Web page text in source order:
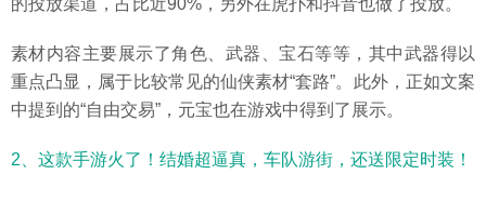
素材内容主要展示了角色、武器、宝石等等，其中武器得以
重点凸显，属于比较常见的仙侠素材“套路”。此外，正如文案
中提到的“自由交易”，元宝也在游戏中得到了展示。
2、这款手游火了！结婚超逼真，车队游街，还送限定时装！